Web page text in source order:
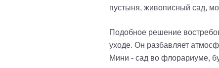
пустыня, живописный сад,
Подобное решение
уходе. Он разбавляет
Мини - сад во флорариуме,